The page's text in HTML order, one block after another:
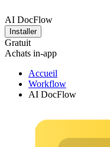
AI DocFlow
Installer
Gratuit
Achats in-app
Accueil
Workflow
AI DocFlow